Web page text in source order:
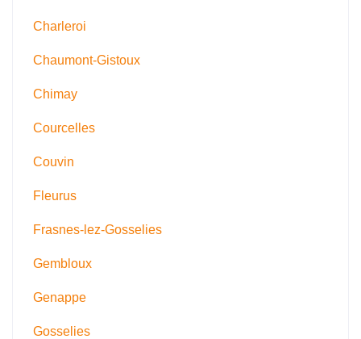
Charleroi
Chaumont-Gistoux
Chimay
Courcelles
Couvin
Fleurus
Frasnes-lez-Gosselies
Gembloux
Genappe
Gosselies